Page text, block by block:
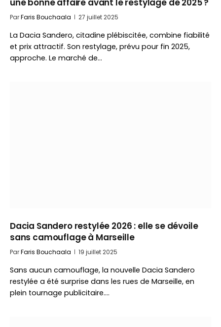
une bonne affaire avant le restylage de 2025 ?
ParFaris Bouchaala 27 juillet 2025
La Dacia Sandero, citadine plébiscitée, combine fiabilité
et prix attractif. Son restylage, prévu pour fin 2025,
approche. Le marché de…
Dacia Sandero restylée 2026 : elle se dévoile
sans camouflage à Marseille
ParFaris Bouchaala 19 juillet 2025
Sans aucun camouflage, la nouvelle Dacia Sandero
restylée a été surprise dans les rues de Marseille, en
plein tournage publicitaire.…